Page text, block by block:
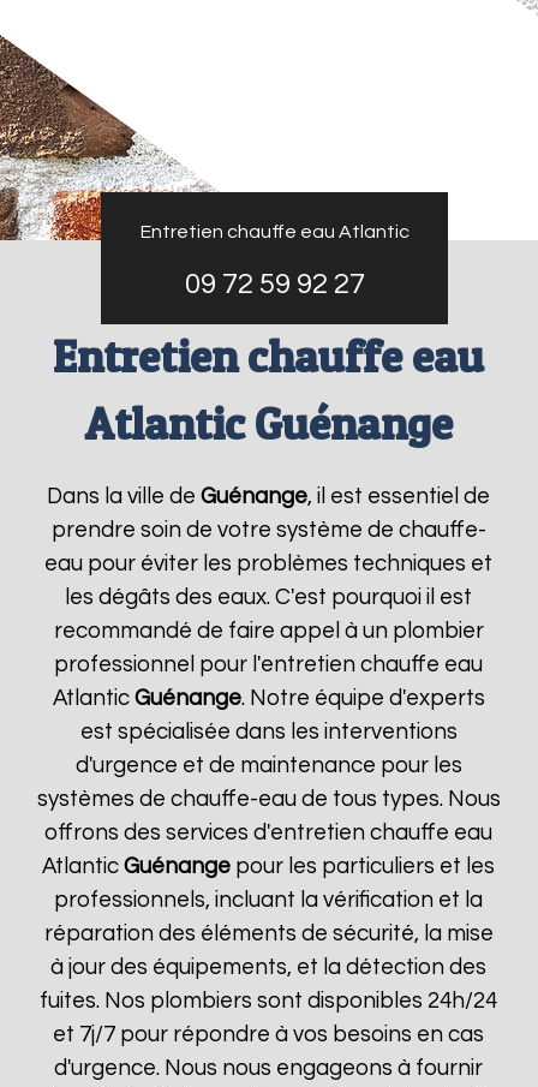
Entretien chauffe eau Atlantic
09 72 59 92 27
Entretien chauffe eau
Atlantic Guénange
Dans la ville deGuénange, il est essentiel de
prendre soin de votre système de chauffe-
eau pour éviter les problèmes techniques et
les dégâts des eaux. C'est pourquoi il est
recommandé de faire appel à un plombier
professionnel pour l'entretien chauffe eau
Atlantic Guénange. Notre équipe d'experts
est spécialisée dans les interventions
d'urgence et de maintenance pour les
systèmes de chauffe-eau de tous types. Nous
offrons des services d'entretien chauffe eau
AtlanticGuénange pour les particuliers et les
professionnels, incluant la vérification et la
réparation des éléments de sécurité, la mise
à jour des équipements, et la détection des
fuites. Nos plombiers sont disponibles 24h/24
et 7j/7 pour répondre à vos besoins en cas
d'urgence. Nous nous engageons à fournir